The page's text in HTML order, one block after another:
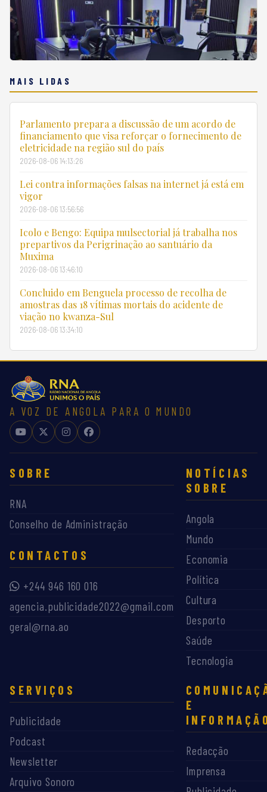
MAIS LIDAS
Parlamento prepara a discussão de um acordo de
financiamento que visa reforçar o fornecimento de
eletricidade na região sul do país
2026-08-06 14:13:26
Lei contra informações falsas na internet já está em
vigor
2026-08-06 13:56:56
Icolo e Bengo: Equipa mulsectorial já trabalha nos
prepartivos da Perigrinação ao santuário da
Muxima
2026-08-06 13:46:10
Concluido em Benguela processo de recolha de
amostras das 18 vítimas mortais do acidente de
viação no kwanza-Sul
2026-08-06 13:34:10
A VOZ DE ANGOLA PARA O MUNDO
SOBRE
RNA
Conselho de Administração
CONTACTOS
+244 946 160 016
agencia.publicidade2022@gmail.com
geral@rna.ao
NOTÍCIAS
SOBRE
Angola
Mundo
Economia
Política
Cultura
Desporto
Saúde
Tecnologia
SERVIÇOS
Publicidade
Podcast
Newsletter
Arquivo Sonoro
E
Redacção
Imprensa